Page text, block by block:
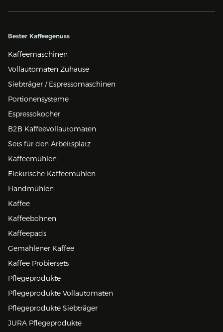
Bester Kaffeegenuss
Kaffeemaschinen
Vollautomaten Zuhause
Siebträger / Espressomaschinen
Portionensysteme
Espressokocher
B2B Kaffeevollautomaten
Sets für den Arbeitsplatz
Kaffeemühlen
Elektrische Kaffeemühlen
Handmühlen
Kaffee
Kaffeebohnen
Kaffeepads
Gemahlener Kaffee
Kaffee Probiersets
Pflegeprodukte
Pflegeprodukte Vollautomaten
Pflegeprodukte Siebträger
JURA Pflegeprodukte